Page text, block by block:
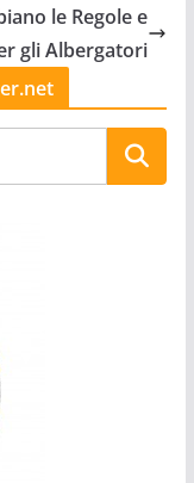
le Regole e
gli Albergatori